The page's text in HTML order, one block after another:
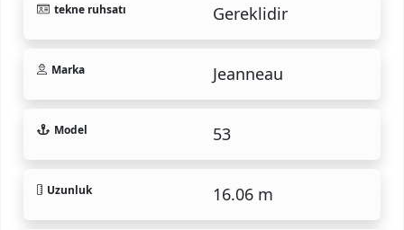
tekne ruhsatı Gereklidir
Marka Jeanneau
Model 53
Uzunluk 16.06 m